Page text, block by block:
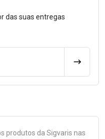
o Frete
das suas entregas
produtos da Sigvaris nas